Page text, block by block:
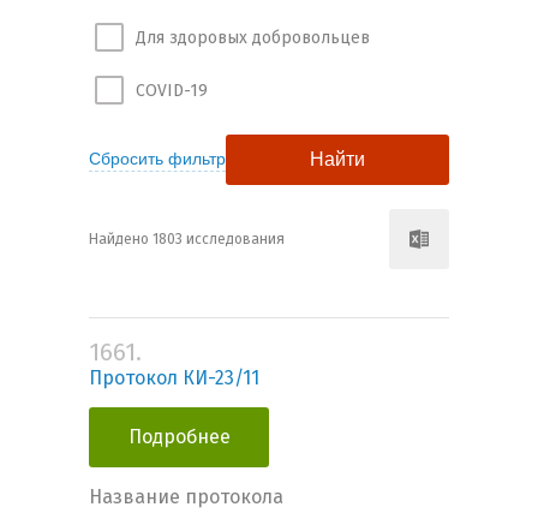
Для здоровых добровольцев
COVID-19
Найдено 1803 исследования
1661.
Протокол КИ-23/11
Подробнее
Название протокола